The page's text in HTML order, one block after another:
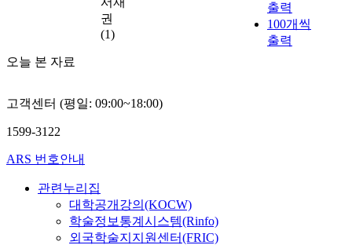
권
(1)
오늘 본 자료
출력
100개씩
출력
고객센터 (평일: 09:00~18:00)
1599-3122
ARS 번호안내
관련누리집
대학공개강의(KOCW)
학술정보통계시스템(Rinfo)
외국학술지지원센터(FRIC)